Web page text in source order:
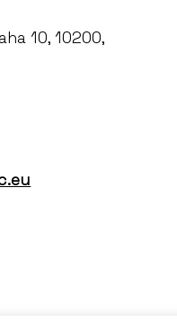
10, 10200,